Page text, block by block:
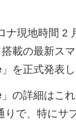
現地時間 2
載の最新ス
を正式発表し
」の詳細はこ
りで、特にサ